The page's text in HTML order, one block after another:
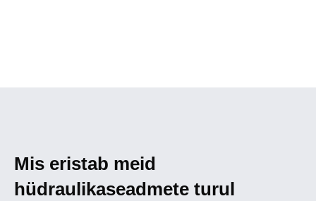
Mis eristab meid
hüdraulikaseadmete turul